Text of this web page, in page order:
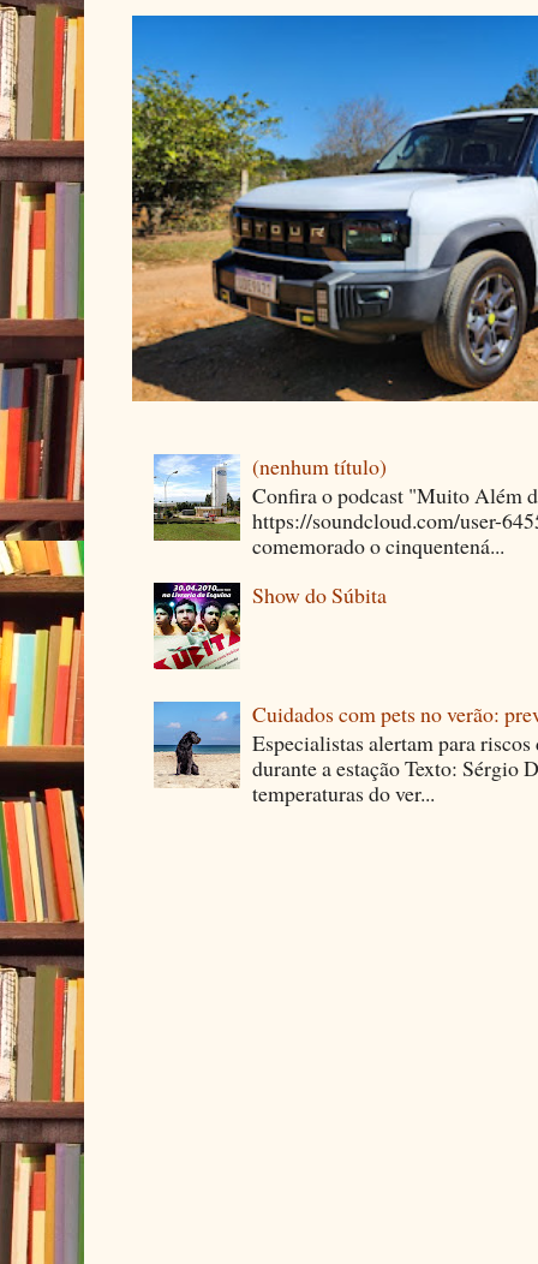
(nenhum título)
Confira o podcast "Muito Além
https://soundcloud.com/user-
comemorado o cinquentená...
Show do Súbita
Cuidados com pets no verão:
Especialistas alertam para
durante a estação Texto: Sérgio
temperaturas do ver...